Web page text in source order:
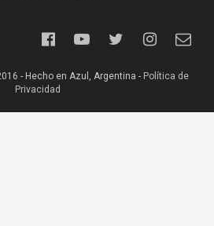
- Hecho en Azul, Argentina - Política de
Privacidad